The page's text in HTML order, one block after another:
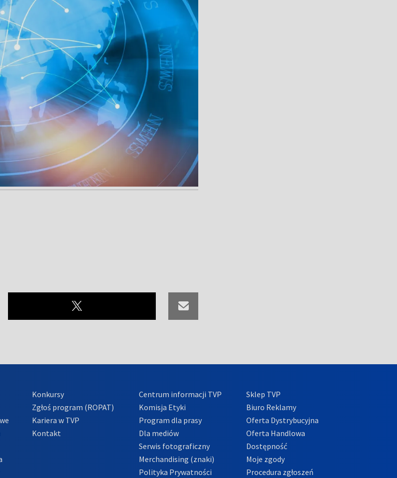
Konkursy
Zgłoś program (ROPAT)
Kariera w TVP
Kontakt
Centrum informacji TVP
Komisja Etyki
Program dla prasy
Dla mediów
Serwis fotograficzny
Merchandising (znaki)
Polityka Prywatności
Sklep TVP
Biuro Reklamy
Oferta Dystrybucyjna
Oferta Handlowa
Dostępność
Moje zgody
Procedura zgłoszeń